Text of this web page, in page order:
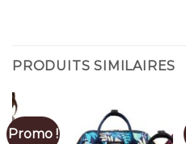
PRODUITS SIMILAIRES
Promo !